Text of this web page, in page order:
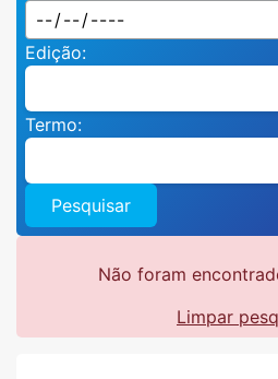
Edição:
Termo:
Pesquisar
Não foram
Limpar